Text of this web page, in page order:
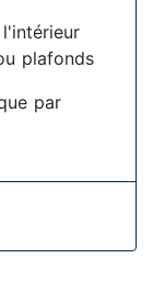
plafonds
par